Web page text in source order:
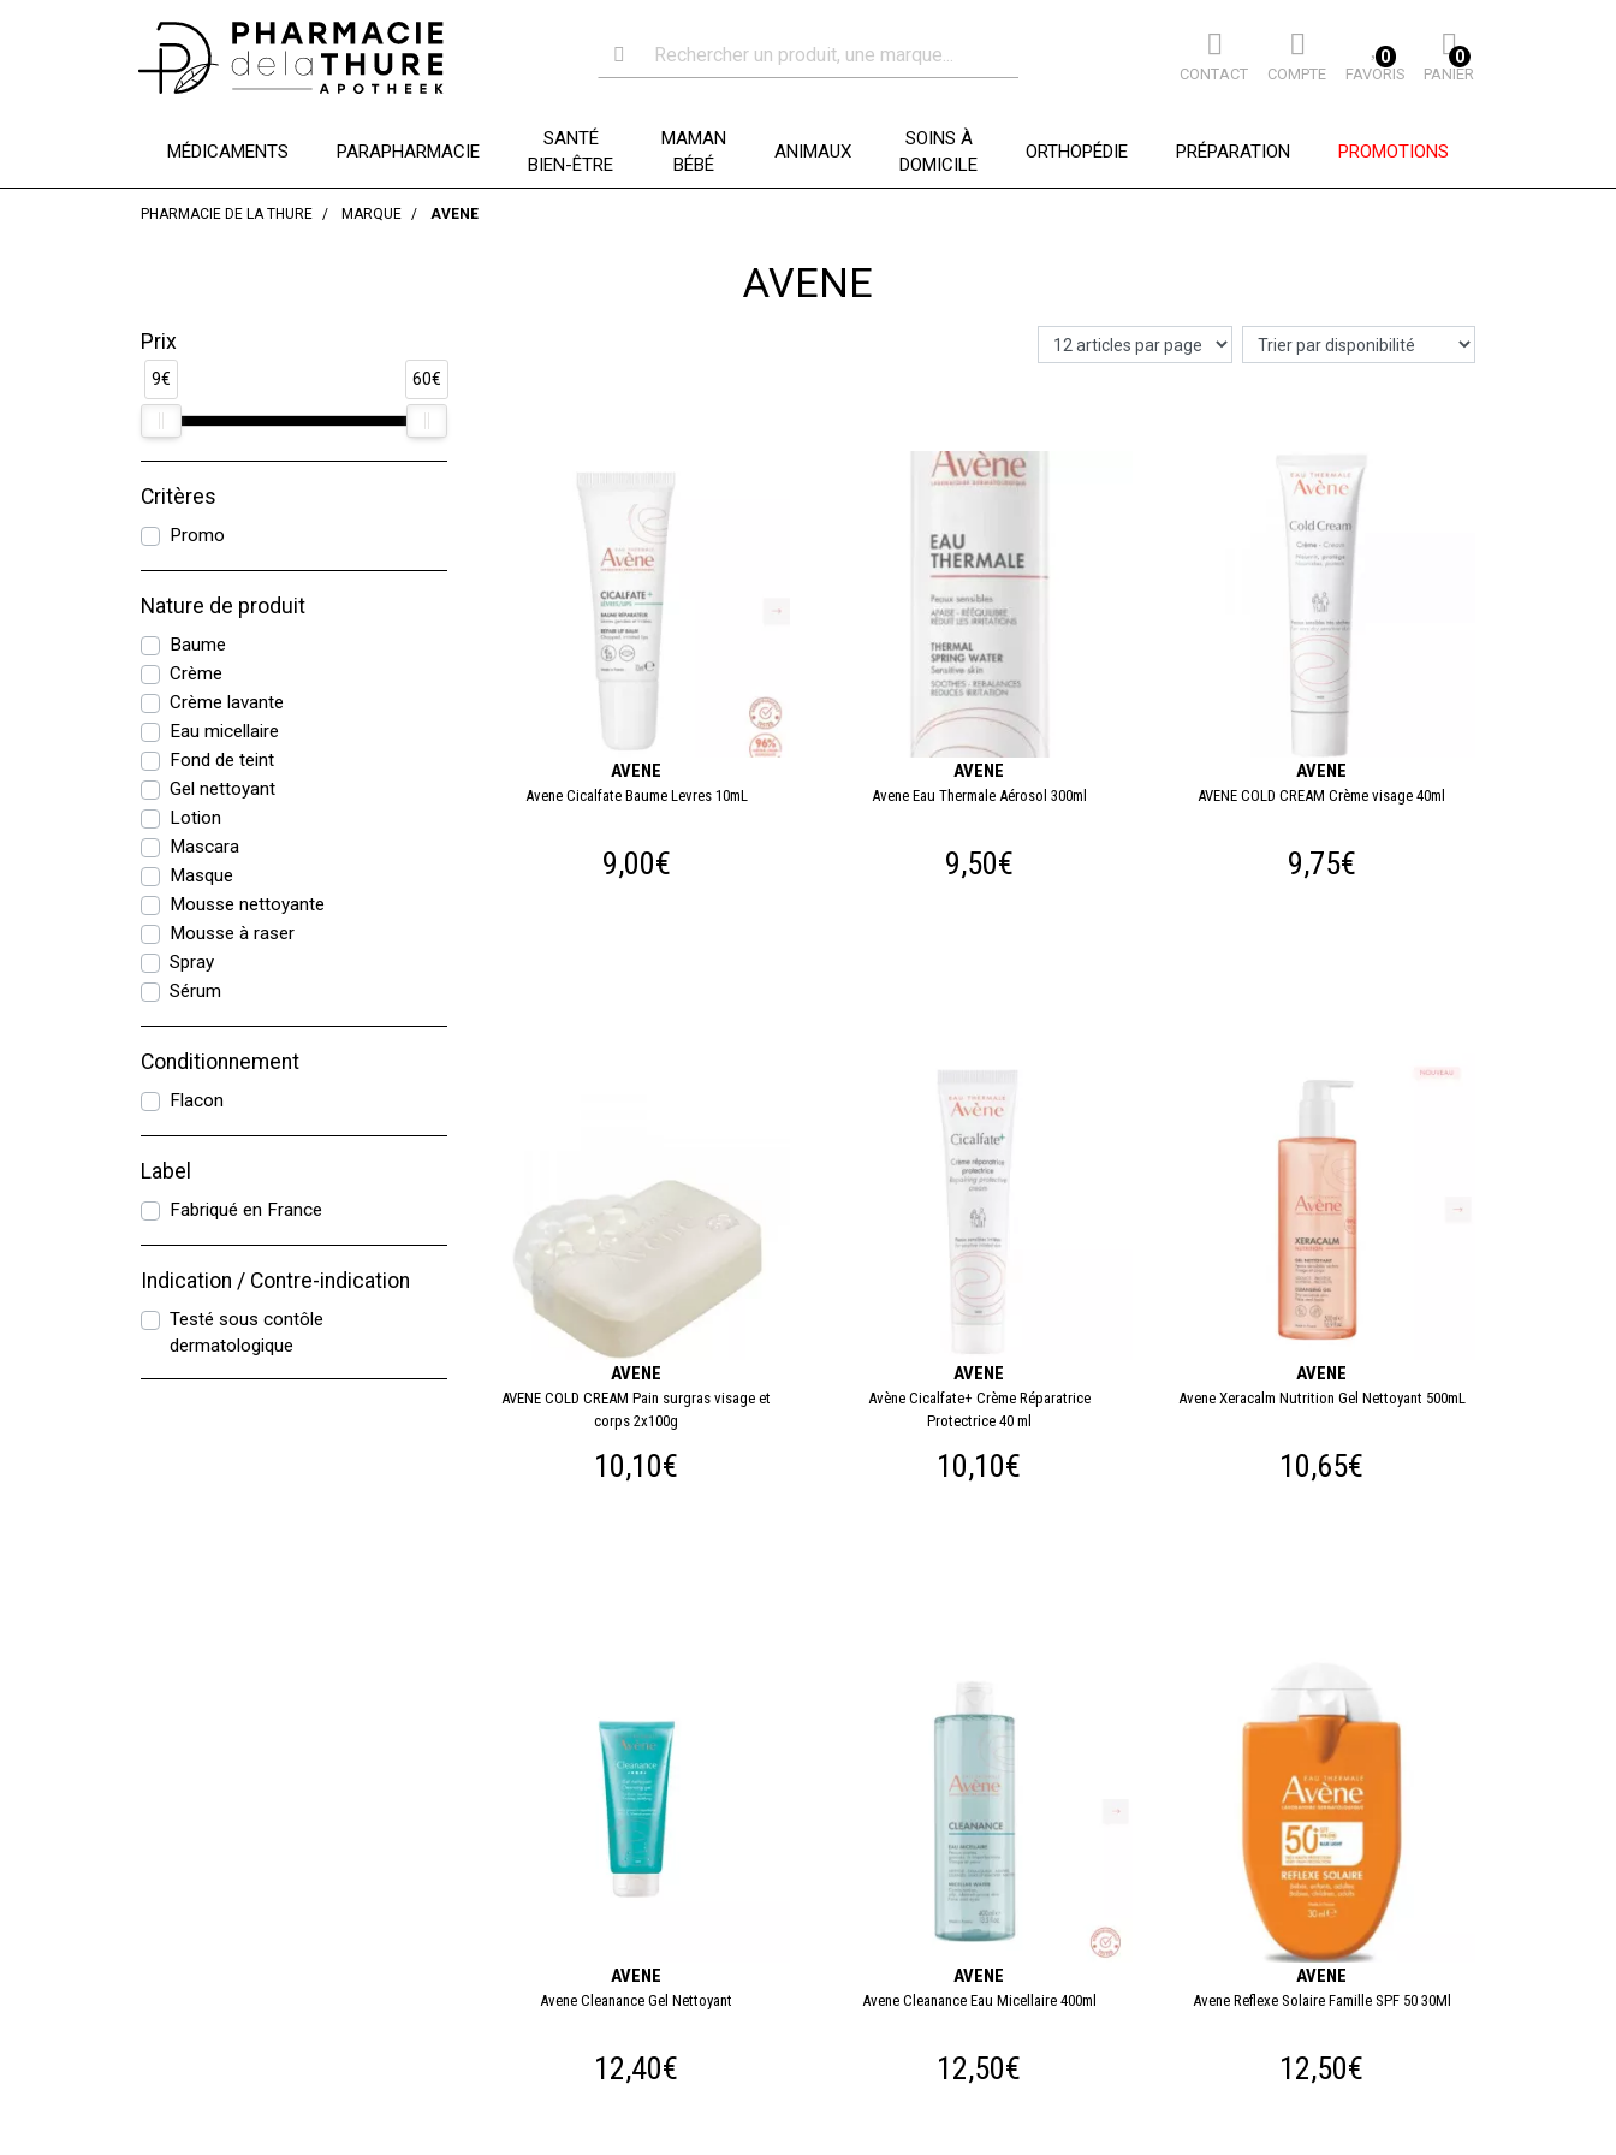
CONTACT COMPTE FAVORIS
0
PANIER
0
MÉDICAMENTS PARAPHARMACIE
SANTÉ
BIEN-ÊTRE
MAMAN
BÉBÉ
ANIMAUX
SOINS À
DOMICILE
ORTHOPÉDIE PRÉPARATION PROMOTIONS
PHARMACIE DE LA THURE MARQUE AVENE
AVENE
Prix
9€ 60€
Critères
Promo
Nature de produit
Baume
Crème
Crème lavante
Eau micellaire
Fond de teint
Gel nettoyant
Lotion
Mascara
Masque
Mousse nettoyante
Mousse à raser
Spray
Sérum
Conditionnement
Flacon
Label
Fabriqué en France
Indication / Contre-indication
Testé sous contôle
dermatologique
AVENE
Avene Cicalfate Baume Levres 10mL
9,00€
AVENE
Avene Eau Thermale Aérosol 300ml
9,50€
AVENE
AVENE COLD CREAM Crème visage 40ml
9,75€
AVENE
AVENE COLD CREAM Pain surgras visage et
corps 2x100g
10,10€
AVENE
Avène Cicalfate+ Crème Réparatrice
Protectrice 40 ml
10,10€
AVENE
Avene Xeracalm Nutrition Gel Nettoyant 500mL
10,65€
AVENE
Avene Cleanance Gel Nettoyant
12,40€
AVENE
Avene Cleanance Eau Micellaire 400ml
12,50€
AVENE
Avene Reflexe Solaire Famille SPF 50 30Ml
12,50€